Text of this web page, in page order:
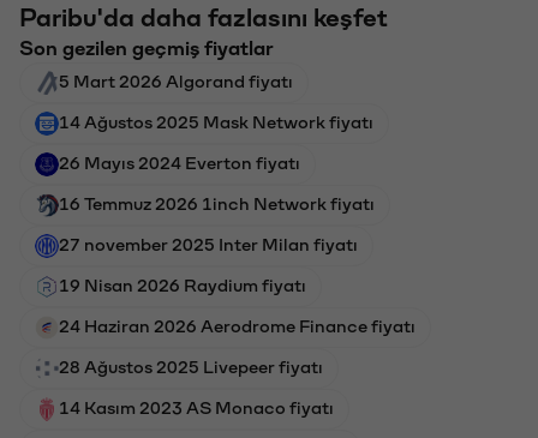
Paribu'da daha fazlasını keşfet
Son gezilen geçmiş fiyatlar
5 Mart 2026 Algorand fiyatı
14 Ağustos 2025 Mask Network fiyatı
26 Mayıs 2024 Everton fiyatı
16 Temmuz 2026 1inch Network fiyatı
27 november 2025 Inter Milan fiyatı
19 Nisan 2026 Raydium fiyatı
24 Haziran 2026 Aerodrome Finance fiyatı
28 Ağustos 2025 Livepeer fiyatı
14 Kasım 2023 AS Monaco fiyatı